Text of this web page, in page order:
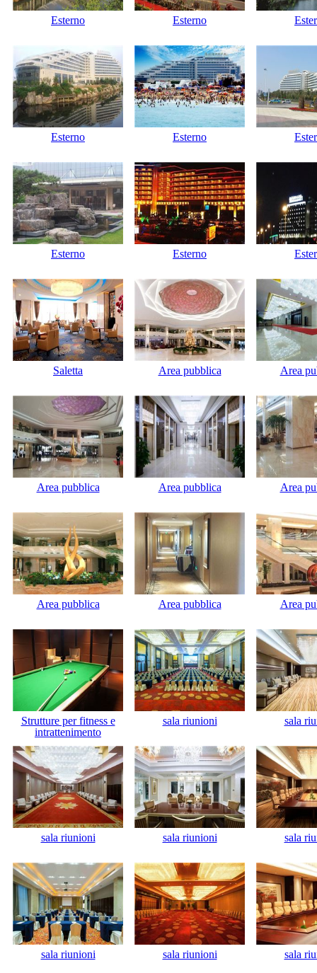
Esterno Esterno
Esterno Esterno
Esterno Esterno
Saletta Area pubblica Area
Area pubblica Area pubblica Area
Area pubblica Area pubblica Area
Strutture per fitness e
intrattenimento
sala riunioni sala
sala riunioni sala riunioni sala
sala riunioni sala riunioni sala